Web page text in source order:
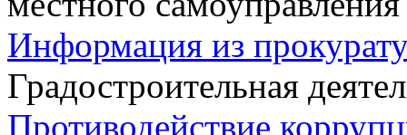
Информация из
Градостроительная
Противодействие